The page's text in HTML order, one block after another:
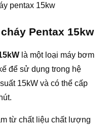
pentax 15kw
Pentax 15kw
là một loại máy bơm
để sử dụng trong hệ
15kW và có thể cấp
từ chất liệu chất lượng